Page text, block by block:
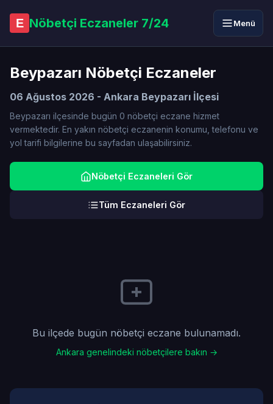
E Nöbetçi Eczaneler 7/24 Menü
Beypazarı Nöbetçi Eczaneler
06 Ağustos 2026 - Ankara Beypazarı İlçesi
Beypazarı ilçesinde bugün 0 nöbetçi eczane hizmet
vermektedir. En yakın nöbetçi eczanenin konumu, telefonu ve
yol tarifi bilgilerine bu sayfadan ulaşabilirsiniz.
Nöbetçi Eczaneleri Gör
Tüm Eczaneleri Gör
Bu ilçede bugün nöbetçi eczane bulunamadı.
Ankara genelindeki nöbetçilere bakın →